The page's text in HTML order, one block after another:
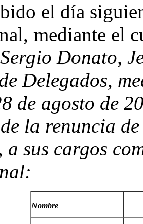
el día
mediante el
Donato,
Delegados,
de agosto de
la renuncia
a sus cargos
Nombre